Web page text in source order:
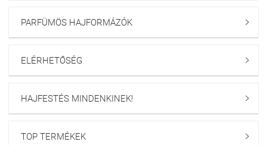
PARFÜMÖS HAJFORMÁZÓK 
ELÉRHETŐSÉG 
HAJFESTÉS MINDENKINEK! 
TOP TERMÉKEK 